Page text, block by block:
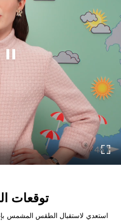
إيقاف هذا الفيديو
توقعات
استعدي لاستقبال الطقس المشمس